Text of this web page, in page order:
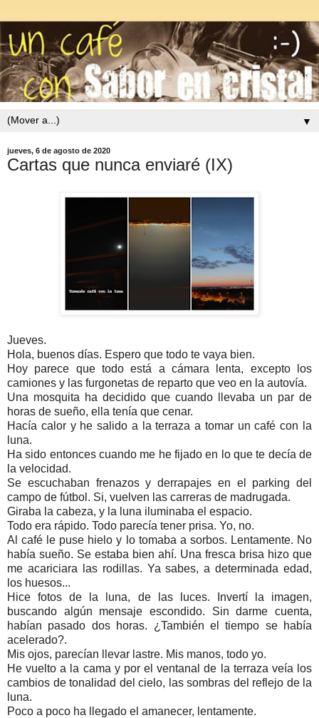
▼
jueves, 6 de agosto de 2020
Cartas que nunca enviaré (IX)
Jueves.
Hola, buenos días. Espero que todo te vaya bien.
Hoy parece que todo está a cámara lenta, excepto los
camiones y las furgonetas de reparto que veo en la autovía.
Una mosquita ha decidido que cuando llevaba un par de
horas de sueño, ella tenía que cenar.
Hacía calor y he salido a la terraza a tomar un café con la
luna.
Ha sido entonces cuando me he fijado en lo que te decía de
la velocidad.
Se escuchaban frenazos y derrapajes en el parking del
campo de fútbol. Si, vuelven las carreras de madrugada.
Giraba la cabeza, y la luna iluminaba el espacio.
Todo era rápido. Todo parecía tener prisa. Yo, no.
Al café le puse hielo y lo tomaba a sorbos. Lentamente. No
había sueño. Se estaba bien ahí. Una fresca brisa hizo que
me acariciara las rodillas. Ya sabes, a determinada edad,
los huesos...
Hice fotos de la luna, de las luces. Invertí la imagen,
buscando algún mensaje escondido. Sin darme cuenta,
habían pasado dos horas. ¿También el tiempo se había
acelerado?.
Mis ojos, parecían llevar lastre. Mis manos, todo yo.
He vuelto a la cama y por el ventanal de la terraza veía los
cambios de tonalidad del cielo, las sombras del reflejo de la
luna.
Poco a poco ha llegado el amanecer, lentamente.